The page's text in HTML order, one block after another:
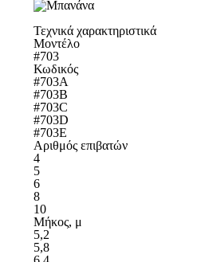
Τεχνικά χαρακτηριστικά
Μοντέλο
#703
Κωδικός
#703A
#703B
#703C
#703D
#703E
Αριθμός επιβατών
4
5
6
8
10
Μήκος, μ
5,2
5,8